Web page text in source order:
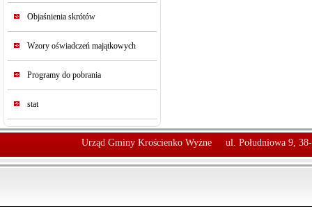
Objaśnienia skrótów
Wzory oświadczeń majątkowych
Programy do pobrania
stat
Urząd Gminy Krościenko Wyżne ul. Południowa 9,